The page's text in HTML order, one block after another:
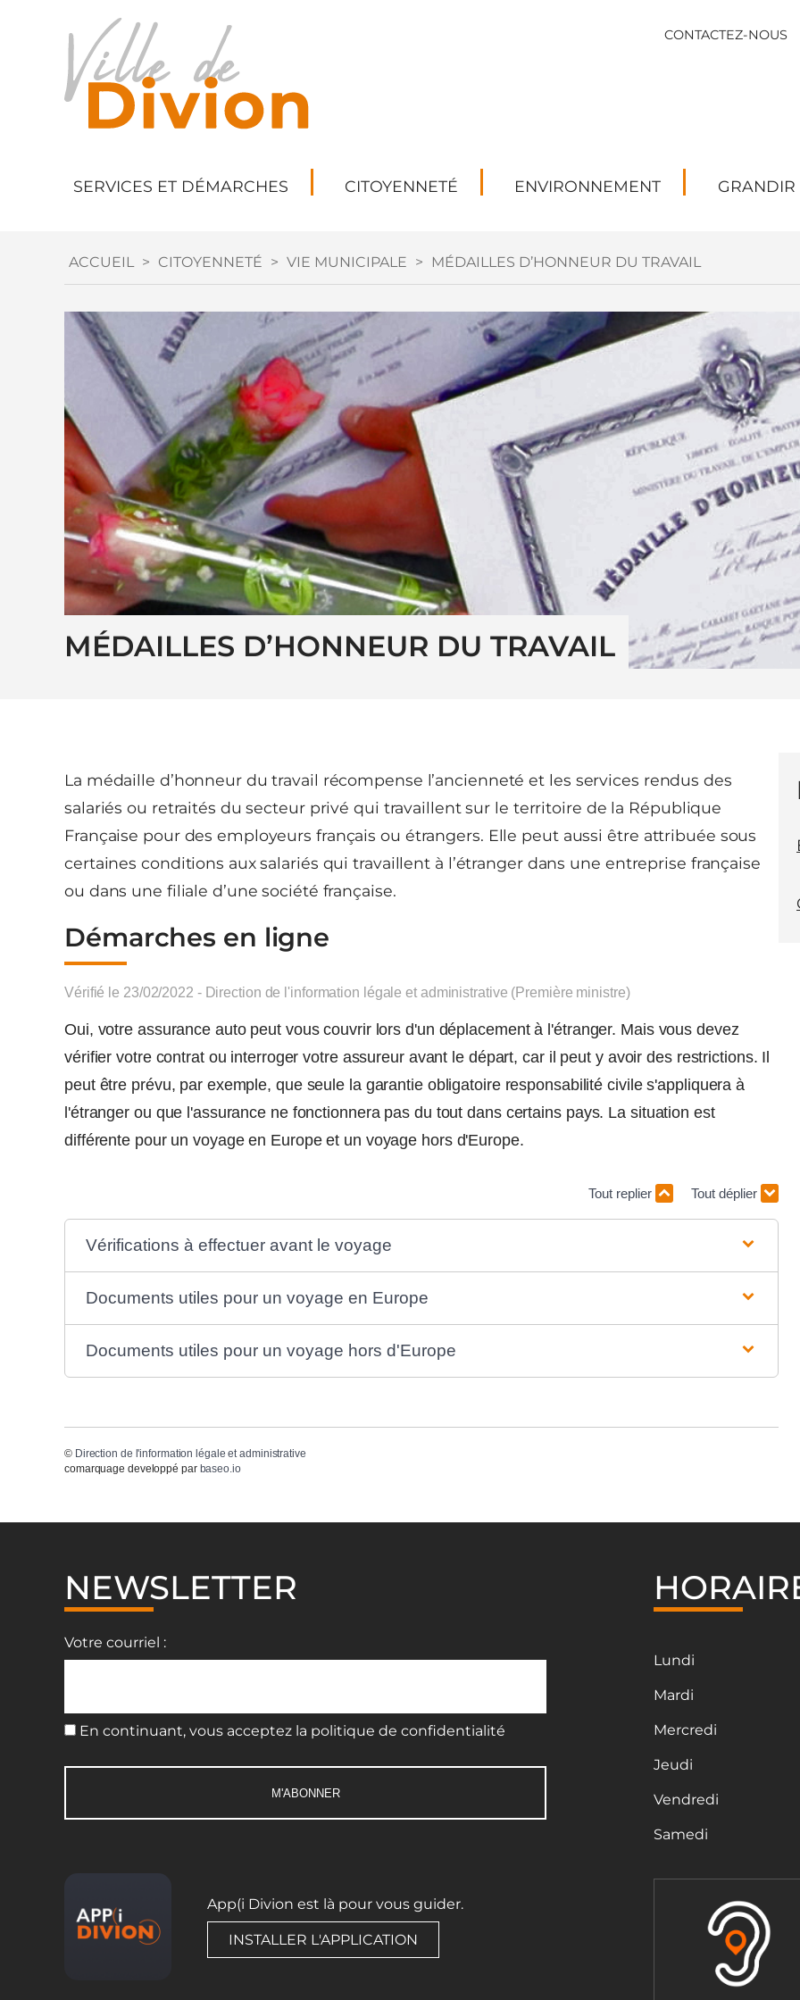
CONTACTEZ-NOUS
SERVICES ET DÉMARCHES CITOYENNETÉ ENVIRONNEMENT GRANDIR
ACCUEIL > CITOYENNETÉ > VIE MUNICIPALE > MÉDAILLES D’HONNEUR DU TRAVAIL
MÉDAILLES D’HONNEUR DU TRAVAIL
La médaille d’honneur du travail récompense l’ancienneté et les services rendus des
salariés ou retraités du secteur privé qui travaillent sur le territoire de la République
Française pour des employeurs français ou étrangers. Elle peut aussi être attribuée sous
certaines conditions aux salariés qui travaillent à l’étranger dans une entreprise française
ou dans une filiale d’une société française.
Démarches en ligne
Vérifié le 23/02/2022 - Direction de l'information légale et administrative (Première ministre)
Oui, votre assurance auto peut vous couvrir lors d'un déplacement à l'étranger. Mais vous devez
vérifier votre contrat ou interroger votre assureur avant le départ, car il peut y avoir des restrictions. Il
peut être prévu, par exemple, que seule la garantie obligatoire responsabilité civile s'appliquera à
l'étranger ou que l'assurance ne fonctionnera pas du tout dans certains pays. La situation est
différente pour un voyage en Europe et un voyage hors d'Europe.
Tout replier Tout déplier
Vérifications à effectuer avant le voyage
Documents utiles pour un voyage en Europe
Documents utiles pour un voyage hors d'Europe
© Direction de l'information légale et administrative
comarquage developpé par baseo.io
NEWSLETTER
Votre courriel :
En continuant, vous acceptez la politique de confidentialité
App(i Divion est là pour vous guider.
INSTALLER L'APPLICATION
Lundi
Mardi
Mercredi
Jeudi
Vendredi
Samedi